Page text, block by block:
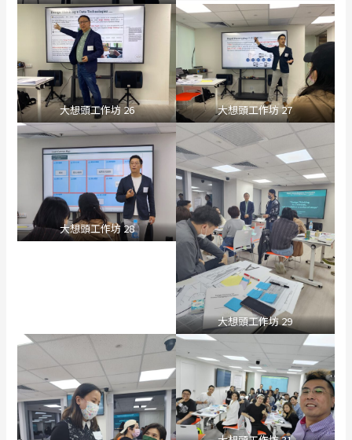
大想頭工作坊 26 大想頭工作坊 27
大想頭工作坊 28
大想頭工作坊 29